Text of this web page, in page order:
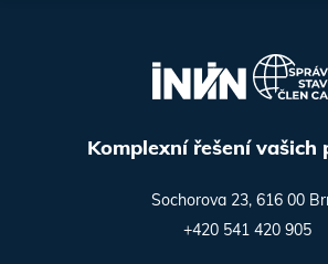
Komplexní řešení vašich
Sochorova 23, 616 00
+420 541 420 905